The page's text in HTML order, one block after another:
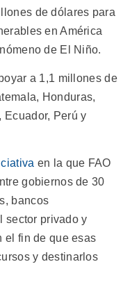
de dólares para
en América
de El Niño.
a 1,1 millones de
Honduras,
Ecuador, Perú y
en la que FAO
gobiernos de 30
bancos
sector privado y
el fin de que esas
y destinarlos